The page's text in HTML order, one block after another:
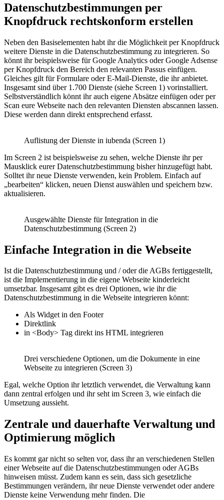
Datenschutzbestimmungen per
Knopfdruck rechtskonform erstellen
Neben den Basiselementen habt ihr die Möglichkeit per Knopfdruck
weitere Dienste in die Datenschutzbestimmung zu integrieren. So
könnt ihr beispielsweise für Google Analytics oder Google Adsense
per Knopfdruck den Bereich den relevanten Passus einfügen.
Gleiches gilt für Formulare oder E-Mail-Dienste, die ihr anbietet.
Insgesamt sind über 1.700 Dienste (siehe Screen 1) vorinstalliert.
Selbstverständlich könnt ihr auch eigene Absätze einfügen oder per
Scan eure Webseite nach den relevanten Diensten abscannen lassen.
Diese werden dann direkt entsprechend erfasst.
Auflistung der Dienste in iubenda (Screen 1)
Im Screen 2 ist beispielsweise zu sehen, welche Dienste ihr per
Mausklick eurer Datenschutzbestimmung bisher hinzugefügt habt.
Solltet ihr neue Dienste verwenden, kein Problem. Einfach auf
„bearbeiten“ klicken, neuen Dienst auswählen und speichern bzw.
aktualisieren.
Ausgewählte Dienste für Integration in die
Datenschutzbestimmung (Screen 2)
Einfache Integration in die Webseite
Ist die Datenschutzbestimmung und / oder die AGBs fertiggestellt,
ist die Implementierung in die eigene Webseite kinderleicht
umsetzbar. Insgesamt gibt es drei Optionen, wie ihr die
Datenschutzbestimmung in die Webseite integrieren könnt:
Als Widget in den Footer
Direktlink
in <Body> Tag direkt ins HTML integrieren
Drei verschiedene Optionen, um die Dokumente in eine
Webseite zu integrieren (Screen 3)
Egal, welche Option ihr letztlich verwendet, die Verwaltung kann
dann zentral erfolgen und ihr seht im Screen 3, wie einfach die
Umsetzung aussieht.
Zentrale und dauerhafte Verwaltung und
Optimierung möglich
Es kommt gar nicht so selten vor, dass ihr an verschiedenen Stellen
einer Webseite auf die Datenschutzbestimmungen oder AGBs
hinweisen müsst. Zudem kann es sein, dass sich gesetzliche
Bestimmungen verändern, ihr neue Dienste verwendet oder andere
Dienste keine Verwendung mehr finden. Die